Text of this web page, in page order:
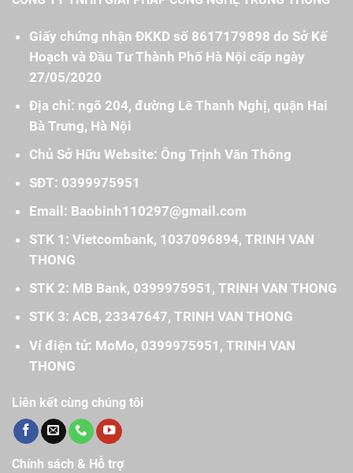
Giấy chứng nhận ĐKKD số 8617179898 do Sở Kế
Hoạch và Đầu Tư Thành Phố Hà Nội cấp ngày
27/05/2020
Địa chỉ: ngõ 204, đường Lê Thanh Nghị, quận Hai
Bà Trưng, Hà Nội
Chủ Sở Hữu Website: Ông Trịnh Văn Thông
SĐT: 0399975951
Email: Baobinh110297@gmail.com
STK 1: Vietcombank, 1037096894, TRINH VAN
THONG
STK 2: MB Bank, 0399975951, TRINH VAN THONG
STK 3: ACB, 23347647, TRINH VAN THONG
Ví điện tử: MoMo, 0399975951, TRINH VAN
THONG
Liên kết cùng chúng tôi
Chính sách & Hỗ trợ